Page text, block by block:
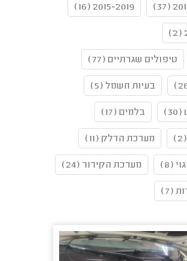
2015-2019 (16)
טיפולים שגרתיים (77)
בעיות חשמל (5)
בלמים (17)
מערכת הדלק (11)
(8) מערכת הקירור (24)
(7)